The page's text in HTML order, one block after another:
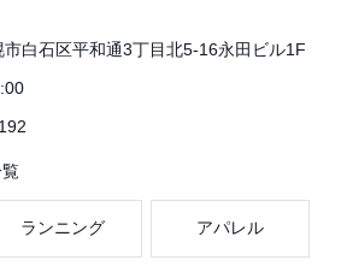
市白石区平和通3丁目北5-16永田ビル1F
ランニング アパレル